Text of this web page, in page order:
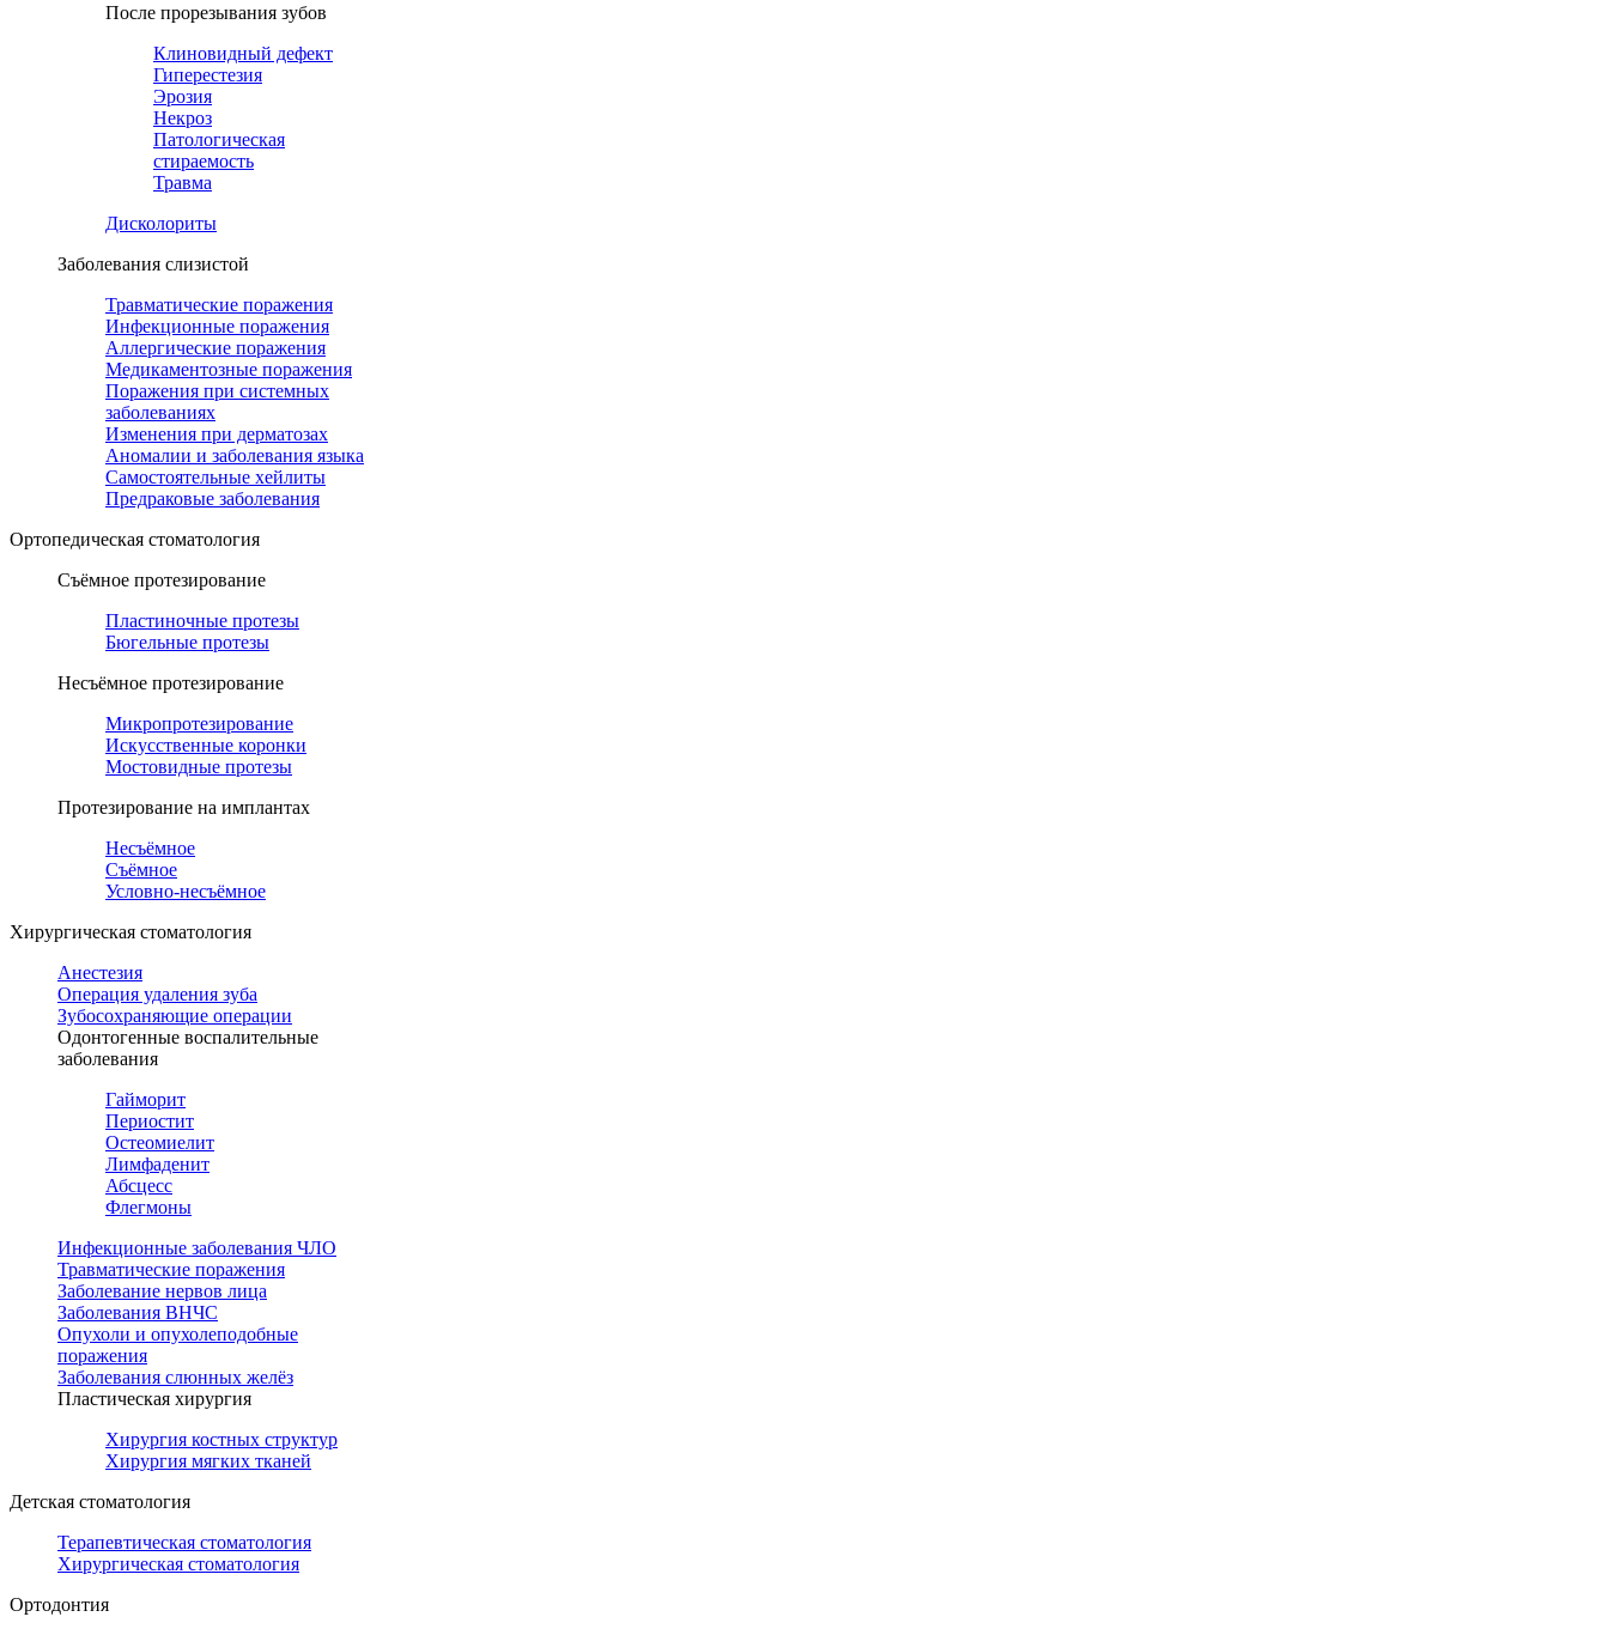
После прорезывания зубов
Клиновидный дефект
Гиперестезия
Эрозия
Некроз
Патологическая
стираемость
Травма
Дисколориты
Заболевания слизистой
Травматические поражения
Инфекционные поражения
Аллергические поражения
Медикаментозные поражения
Поражения при системных
заболеваниях
Изменения при дерматозах
Аномалии и заболевания языка
Самостоятельные хейлиты
Предраковые заболевания
Ортопедическая cтоматология
Съёмное протезирование
Пластиночные протезы
Бюгельные протезы
Несъёмное протезирование
Микропротезирование
Искусственные коронки
Мостовидные протезы
Протезирование на имплантах
Несъёмное
Съёмное
Условно-несъёмное
Хирургическая стоматология
Анестезия
Операция удаления зуба
Зубосохраняющие операции
Одонтогенные воспалительные
заболевания
Гайморит
Периостит
Остеомиелит
Лимфаденит
Абсцесс
Флегмоны
Инфекционные заболевания ЧЛО
Травматические поражения
Заболевание нервов лица
Заболевания ВНЧС
Опухоли и опухолеподобные
поражения
Заболевания слюнных желёз
Пластическая хирургия
Хирургия костных структур
Хирургия мягких тканей
Детская стоматология
Терапевтическая стоматология
Хирургическая стоматология
Ортодонтия